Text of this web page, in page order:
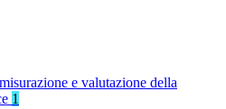
e valutazione della
1